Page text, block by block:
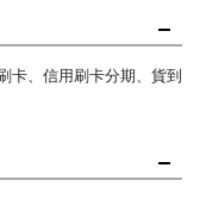
卡、信用刷卡分期、貨到